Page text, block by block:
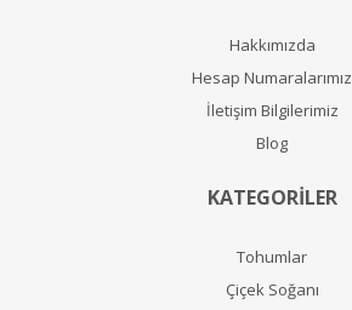
Hakkımızda
Hesap Numaralarımız
İletişim Bilgilerimiz
Blog
KATEGORİLER
Tohumlar
Çiçek Soğanı